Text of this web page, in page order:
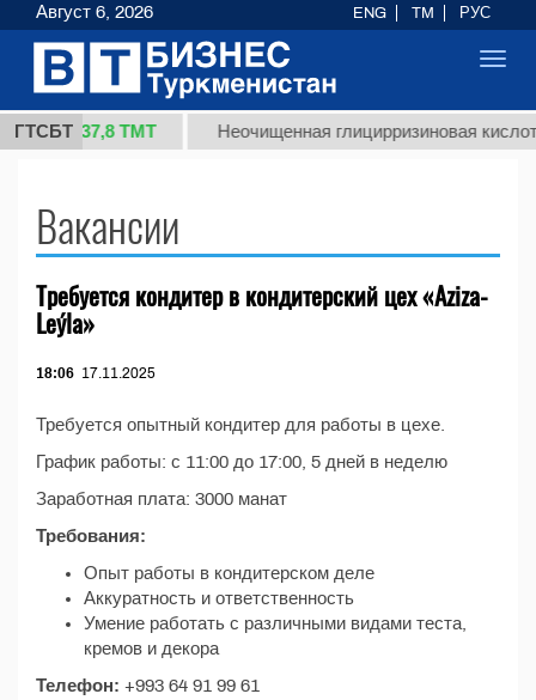
ГТСБТ
1 (кг.) 37,8 ТМТ Неочищенная глицирризиновая
Вакансии
Требуется кондитер в кондитерский цех «Aziza-
Leýla»
18:06 17.11.2025
Требуется опытный кондитер для работы в цехе.
График работы: с 11:00 до 17:00, 5 дней в неделю
Заработная плата: 3000 манат
Требования:
Опыт работы в кондитерском деле
Аккуратность и ответственность
Умение работать с различными видами теста,
кремов и декора
Телефон: +993 64 91 99 61
Август 6, 2026 ENG TM РУС